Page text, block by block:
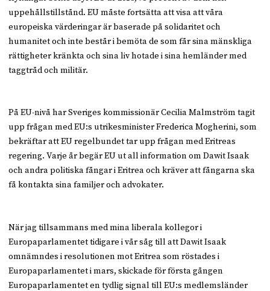
uppehållstillstånd. EU måste fortsätta att visa att våra
europeiska värderingar är baserade på solidaritet och
humanitet och inte består i bemöta de som får sina mänskliga
rättigheter kränkta och sina liv hotade i sina hemländer med
taggtråd och militär.
På EU-nivå har Sveriges kommissionär Cecilia Malmström tagit
upp frågan med EU:s utrikesminister Frederica Mogherini, som
bekräftar att EU regelbundet tar upp frågan med Eritreas
regering. Varje år begär EU ut all information om Dawit Isaak
och andra politiska fångar i Eritrea och kräver att fångarna ska
få kontakta sina familjer och advokater.
När jag tillsammans med mina liberala kollegor i
Europaparlamentet tidigare i vår såg till att Dawit Isaak
omnämndes i resolutionen mot Eritrea som röstades i
Europaparlamentet i mars, skickade för första gången
Europaparlamentet en tydlig signal till EU:s medlemsländer